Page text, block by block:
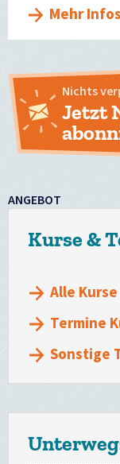
Mehr Infos
Nichts
Jetzt
ANGEBOT
Kurse &
Alle Kurse
Termine
Sonstige